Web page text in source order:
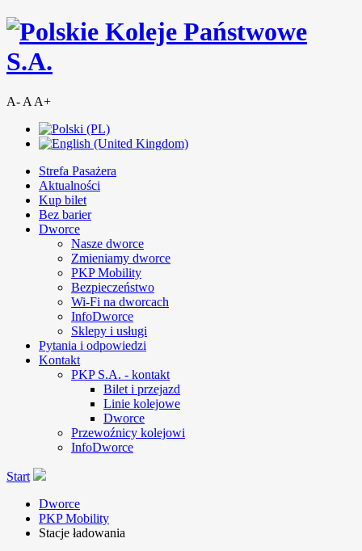
A- A A+
Strefa Pasażera
Aktualności
Kup bilet
Bez barier
Dworce
Nasze dworce
Zmieniamy dworce
PKP Mobility
Bezpieczeństwo
Wi-Fi na dworcach
InfoDworce
Sklepy i usługi
Pytania i odpowiedzi
Kontakt
PKP S.A. - kontakt
Bilet i przejazd
Linie kolejowe
Dworce
Przewoźnicy kolejowi
InfoDworce
Start
Dworce
PKP Mobility
Stacje ładowania